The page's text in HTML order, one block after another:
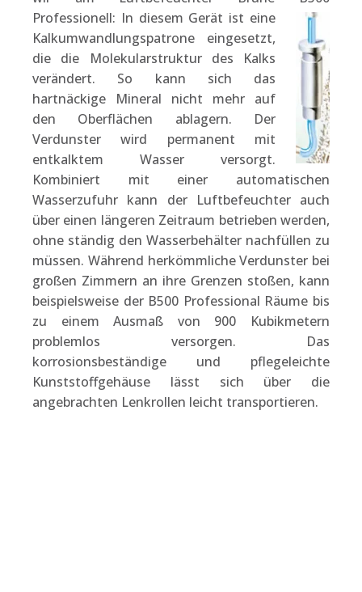
Professionell: In diesem Gerät ist eine
Kalkumwandlungspatrone eingesetzt,
die die Molekularstruktur des Kalks
verändert. So kann sich das
hartnäckige Mineral nicht mehr auf
den Oberflächen ablagern. Der
Verdunster wird permanent mit
entkalktem Wasser versorgt.
Kombiniert mit einer automatischen
Wasserzufuhr kann der Luftbefeuchter auch
über einen längeren Zeitraum betrieben werden,
ohne ständig den Wasserbehälter nachfüllen zu
müssen. Während herkömmliche Verdunster bei
großen Zimmern an ihre Grenzen stoßen, kann
beispielsweise der B500 Professional Räume bis
zu einem Ausmaß von 900 Kubikmetern
problemlos versorgen. Das
korrosionsbeständige und pflegeleichte
Kunststoffgehäuse lässt sich über die
angebrachten Lenkrollen leicht transportieren.